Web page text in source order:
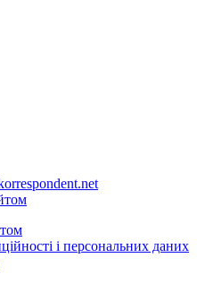
і персональних даних